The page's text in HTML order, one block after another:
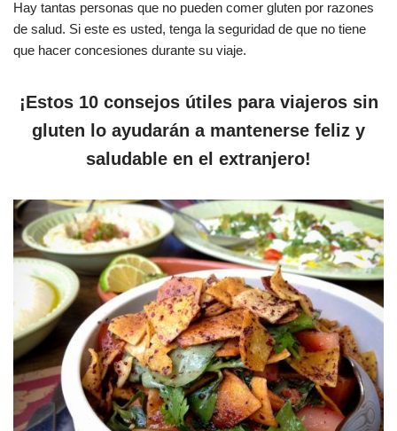
Hay tantas personas que no pueden comer gluten por razones
de salud. Si este es usted, tenga la seguridad de que no tiene
que hacer concesiones durante su viaje.
¡Estos 10 consejos útiles para viajeros sin
gluten lo ayudarán a mantenerse feliz y
saludable en el extranjero!